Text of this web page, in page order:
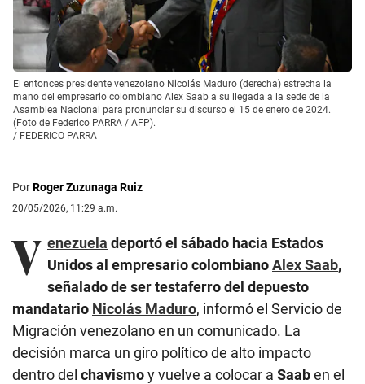
El entonces presidente venezolano Nicolás Maduro (derecha) estrecha la
mano del empresario colombiano Alex Saab a su llegada a la sede de la
Asamblea Nacional para pronunciar su discurso el 15 de enero de 2024.
(Foto de Federico PARRA / AFP).
/ FEDERICO PARRA
PorRoger Zuzunaga Ruiz
20/05/2026, 11:29 a.m.
V enezuela deportó el sábado hacia Estados
Unidos al empresario colombianoAlex Saab,
señalado de ser testaferro del depuesto
mandatario Nicolás Maduro, informó el Servicio de
Migración venezolano en un comunicado. La
decisión marca un giro político de alto impacto
dentro del chavismoy vuelve a colocar a Saaben el